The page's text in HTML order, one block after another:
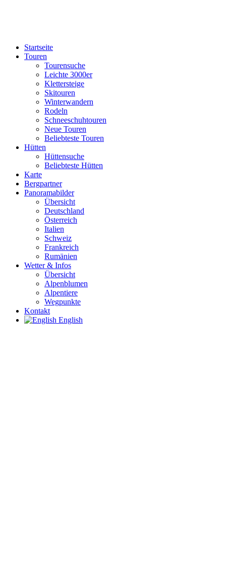
Startseite
Touren
Tourensuche
Leichte 3000er
Klettersteige
Skitouren
Winterwandern
Rodeln
Schneeschuhtouren
Neue Touren
Beliebteste Touren
Hütten
Hüttensuche
Beliebteste Hütten
Karte
Bergpartner
Panoramabilder
Übersicht
Deutschland
Österreich
Italien
Schweiz
Frankreich
Rumänien
Wetter & Infos
Übersicht
Alpenblumen
Alpentiere
Wegpunkte
Kontakt
English